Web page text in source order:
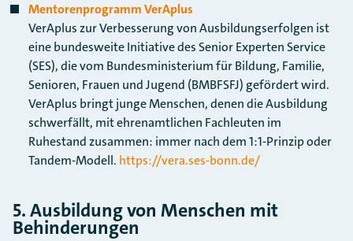
Mentorenprogramm VerAplus
​​​​​​​VerAplus zur Verbesserung von Ausbildungserfolgen ist
eine bundesweite Initiative des Senior Experten Service
(SES), die vom Bundesministerium für Bildung, Familie,
Senioren, Frauen und Jugend (BMBFSFJ) gefördert wird.
VerAplus bringt junge Menschen, denen die Ausbildung
schwerfällt, mit ehrenamtlichen Fachleuten im
Ruhestand zusammen: immer nach dem 1:1-Prinzip oder
Tandem-Modell. https://vera.ses-bonn.de/
5. Ausbildung von Menschen mit
Behinderungen